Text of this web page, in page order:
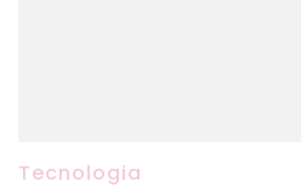
Tecnologia